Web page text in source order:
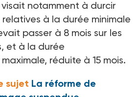
visait notamment à durcir
à la durée minimale
passer à 8 mois sur les
et à la durée
réduite à 15 mois.
sujet La réforme de